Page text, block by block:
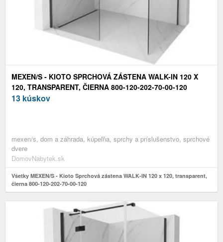
MEXEN/S - KIOTO SPRCHOVÁ ZÁSTENA WALK-IN 120 X
120, TRANSPARENT, ČIERNA 800-120-202-70-00-120
13 kúskov
mexen/s, dom a záhrada, kúpeľňa, sprchy a príslušenstvo, sprchové
dvere
DomovNabytek.sk
Všetky MEXEN/S - Kioto Sprchová zástena WALK-IN 120 x 120, transparent,
čierna 800-120-202-70-00-120